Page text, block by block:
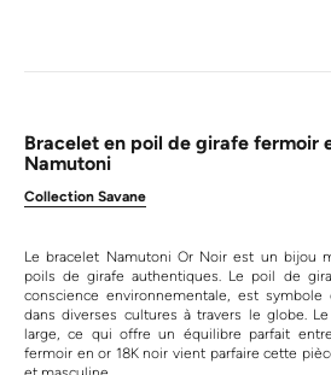
Bracelet en poil de girafe fermoir
Namutoni
Collection Savane
Le bracelet Namutoni Or Noir est un bijou
poils de girafe authentiques. Le poil de
conscience environnementale, est
dans diverses cultures à travers le globe.
large, ce qui offre un équilibre parfait
fermoir en or 18K noir vient parfaire cette